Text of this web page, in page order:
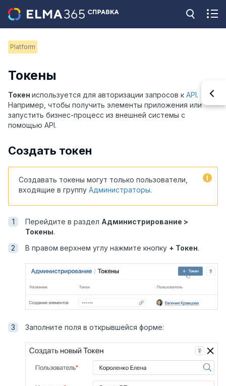
Platform
Токены
Токен используется для авторизации запросов к API.
Например, чтобы получить элементы приложения или
запустить бизнес-процесс из внешней системы с
помощью API.
Создать токен
Создавать токены могут только пользователи,
входящие в группу Администраторы.
Перейдите в раздел Администрирование >
Токены.
В правом верхнем углу нажмите кнопку + Токен.
Заполните поля в открывшейся форме: